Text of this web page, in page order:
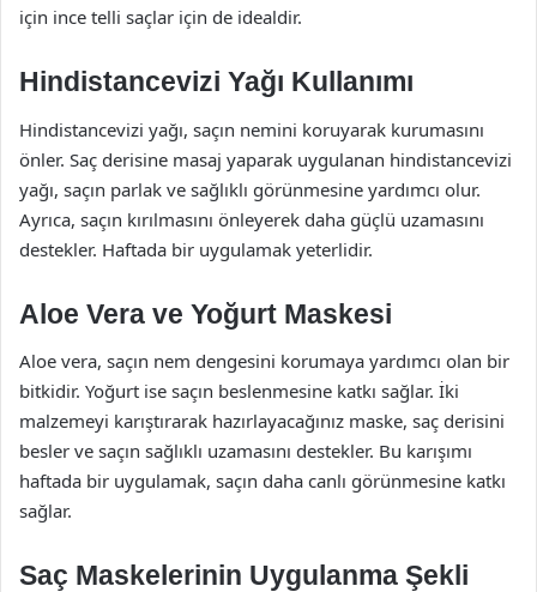
için ince telli saçlar için de idealdir.
Hindistancevizi Yağı Kullanımı
Hindistancevizi yağı, saçın nemini koruyarak kurumasını
önler. Saç derisine masaj yaparak uygulanan hindistancevizi
yağı, saçın parlak ve sağlıklı görünmesine yardımcı olur.
Ayrıca, saçın kırılmasını önleyerek daha güçlü uzamasını
destekler. Haftada bir uygulamak yeterlidir.
Aloe Vera ve Yoğurt Maskesi
Aloe vera, saçın nem dengesini korumaya yardımcı olan bir
bitkidir. Yoğurt ise saçın beslenmesine katkı sağlar. İki
malzemeyi karıştırarak hazırlayacağınız maske, saç derisini
besler ve saçın sağlıklı uzamasını destekler. Bu karışımı
haftada bir uygulamak, saçın daha canlı görünmesine katkı
sağlar.
Saç Maskelerinin Uygulanma Şekli